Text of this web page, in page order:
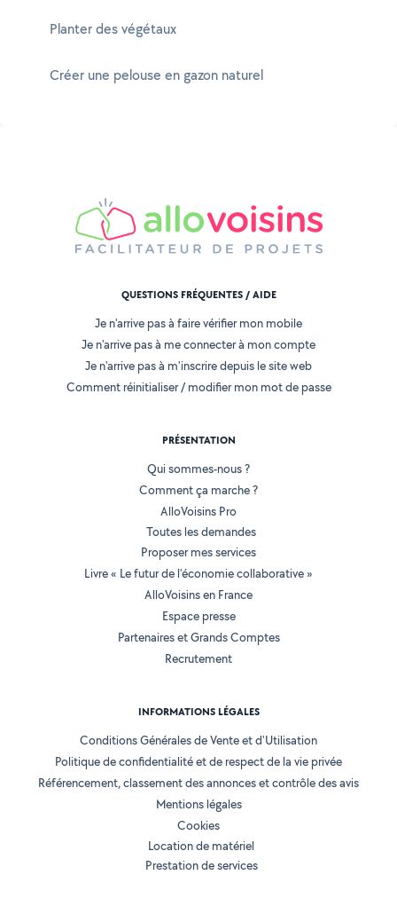
Planter des végétaux
Créer une pelouse en gazon naturel
QUESTIONS FRÉQUENTES / AIDE
Je n'arrive pas à faire vérifier mon mobile
Je n'arrive pas à me connecter à mon compte
Je n'arrive pas à m'inscrire depuis le site web
Comment réinitialiser / modifier mon mot de passe
PRÉSENTATION
Qui sommes-nous ?
Comment ça marche ?
AlloVoisins Pro
Toutes les demandes
Proposer mes services
Livre « Le futur de l'économie collaborative »
AlloVoisins en France
Espace presse
Partenaires et Grands Comptes
Recrutement
INFORMATIONS LÉGALES
Conditions Générales de Vente et d'Utilisation
Politique de confidentialité et de respect de la vie privée
Référencement, classement des annonces et contrôle des avis
Mentions légales
Cookies
Location de matériel
Prestation de services